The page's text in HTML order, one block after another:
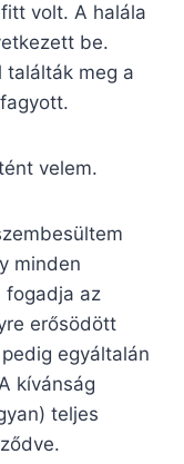
volt. A halála
be.
találták meg a
velem.
minden
fogadja az
erősödött
egyáltalán
kívánság
teljes